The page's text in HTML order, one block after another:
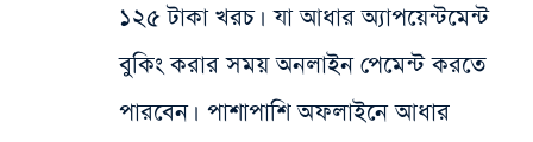
১২৫ টাকা খরচ। যা আধার অ্যাপয়েন্টমেন্ট
বুকিং করার সময় অনলাইন পেমেন্ট করতে
পারবেন। পাশাপাশি অফলাইনে আধার